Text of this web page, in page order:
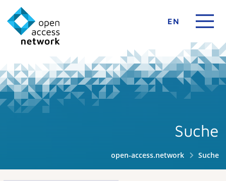
EN
Suche
open-access.network Suche